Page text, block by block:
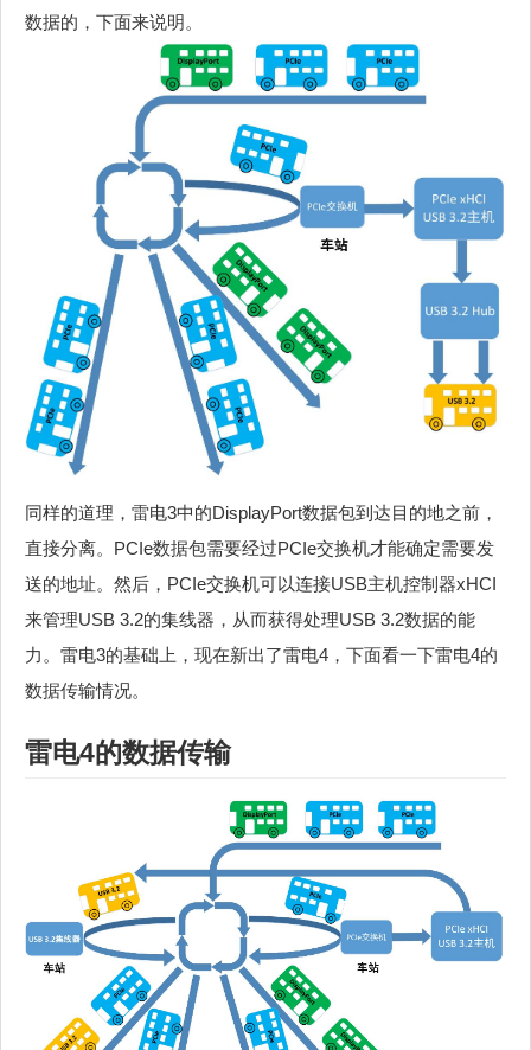
数据的，下面来说明。
同样的道理，雷电3中的DisplayPort数据包到达目的地之前，
直接分离。PCIe数据包需要经过PCIe交换机才能确定需要发
送的地址。然后，PCIe交换机可以连接USB主机控制器xHCI
来管理USB 3.2的集线器，从而获得处理USB 3.2数据的能
力。雷电3的基础上，现在新出了雷电4，下面看一下雷电4的
数据传输情况。
雷电4的数据传输